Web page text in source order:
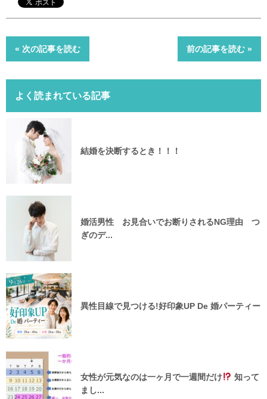
« 次の記事を読む 前の記事を読む »
よく読まれている記事
結婚を決断するとき！！！
婚活男性 お見合いでお断りされるNG理由 つ
ぎのデ...
異性目線で見つける!好印象UP De 婚パーティー
女性が元気なのは一ヶ月で一週間だけ
知って
まし...